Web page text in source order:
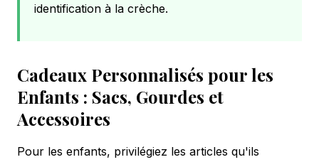
identification à la crèche.
Cadeaux Personnalisés pour les
Enfants : Sacs, Gourdes et
Accessoires
Pour les enfants, privilégiez les articles qu'ils